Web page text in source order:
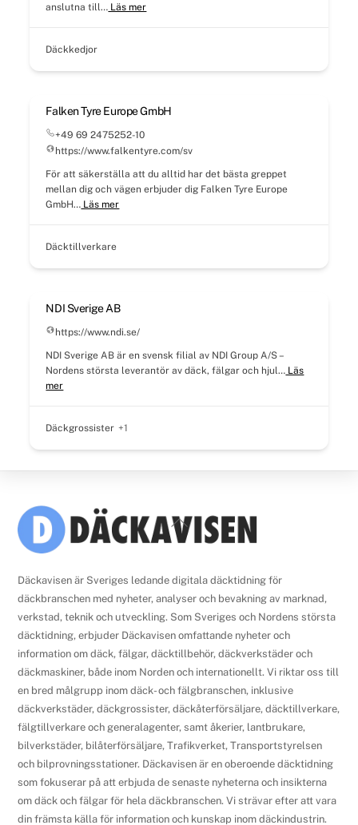
anslutna till… Läs mer
Däckkedjor
Falken Tyre Europe GmbH
+49 69 2475252-10
https://www.falkentyre.com/sv
För att säkerställa att du alltid har det bästa greppet
mellan dig och vägen erbjuder dig Falken Tyre Europe
GmbH… Läs mer
Däcktillverkare
NDI Sverige AB
https://www.ndi.se/
NDI Sverige AB är en svensk filial av NDI Group A/S –
Nordens största leverantör av däck, fälgar och hjul… Läs
mer
Däckgrossister +1
Back
To
Däckavisen är Sveriges ledande digitala däcktidning för
däckbranschen med nyheter, analyser och bevakning av marknad,
verkstad, teknik och utveckling. Som Sveriges och Nordens största
däcktidning, erbjuder Däckavisen omfattande nyheter och
information om däck, fälgar, däcktillbehör, däckverkstäder och
däckmaskiner, både inom Norden och internationellt. Vi riktar oss till
en bred målgrupp inom däck- och fälgbranschen, inklusive
däckverkstäder, däckgrossister, däckåterförsäljare, däcktillverkare,
fälgtillverkare och generalagenter, samt åkerier, lantbrukare,
bilverkstäder, bilåterförsäljare, Trafikverket, Transportstyrelsen
och bilprovningsstationer. Däckavisen är en oberoende däcktidning
som fokuserar på att erbjuda de senaste nyheterna och insikterna
om däck och fälgar för hela däckbranschen. Vi strävar efter att vara
din främsta källa för information och kunskap inom däckindustrin.